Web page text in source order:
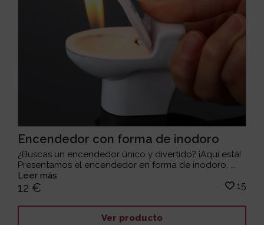
Encendedor con forma de inodoro
¿Buscas un encendedor único y divertido? ¡Aquí está!
Presentamos el encendedor en forma de inodoro, ...
Leer más
12 € 15
Ver producto